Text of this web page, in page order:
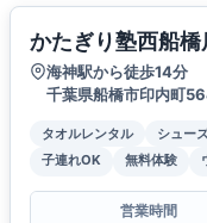
かたぎり塾西船橋
海神駅から徒歩14分
千葉県船橋市印内町
タオルレンタル シュー
子連れOK
無料体験
営業時間